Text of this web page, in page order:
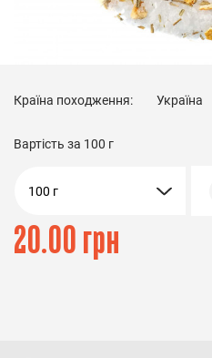
Країна походження: Україна
Вартість за 100 г
100 г
20.00 грн